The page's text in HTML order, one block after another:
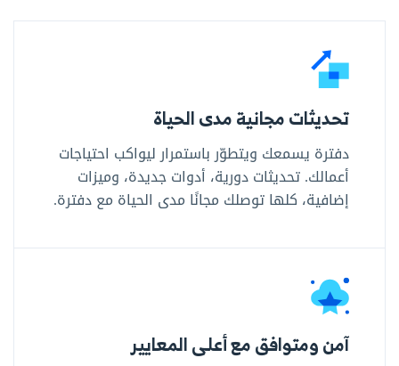
تحديثات مجانية مدى الحياة
دفترة يسمعك ويتطوّر باستمرار ليواكب احتياجات
أعمالك. تحديثات دورية، أدوات جديدة، وميزات
إضافية، كلها توصلك مجانًا مدى الحياة مع دفترة.
آمن ومتوافق مع أعلى المعايير